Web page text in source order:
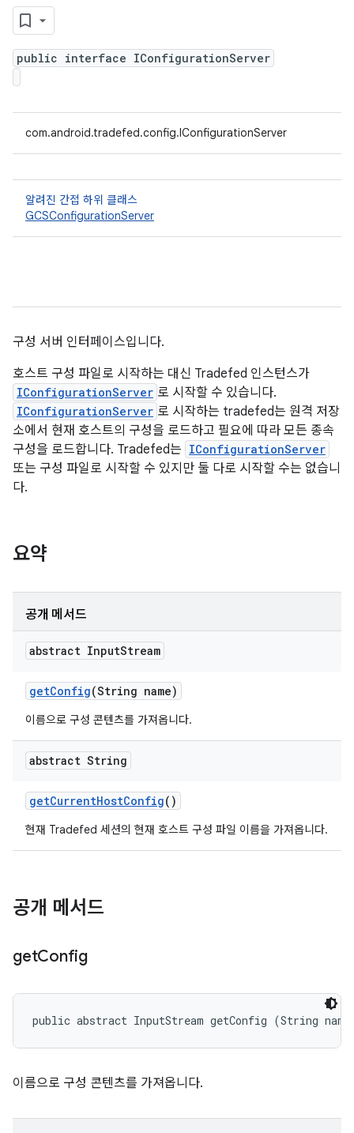
public interface IConfigurationServer
com.android.tradefed.config.IConfigurationServer
알려진 간접 하위 클래스
GCSConfigurationServer
구성 서버 인터페이스입니다.
호스트 구성 파일로 시작하는 대신 Tradefed 인스턴스가
IConfigurationServer 로 시작할 수 있습니다.
IConfigurationServer 로 시작하는 tradefed는 원격 저장
소에서 현재 호스트의 구성을 로드하고 필요에 따라 모든 종속
구성을 로드합니다. Tradefed는 IConfigurationServer
또는 구성 파일로 시작할 수 있지만 둘 다로 시작할 수는 없습니
다.
요약
공개 메서드
abstract InputStream
getConfig(String name)
이름으로 구성 콘텐츠를 가져옵니다.
abstract String
getCurrentHostConfig()
현재 Tradefed 세션의 현재 호스트 구성 파일 이름을 가져옵니다.
공개 메서드
getConfig
public abstract InputStream getConfig (String
이름으로 구성 콘텐츠를 가져옵니다.